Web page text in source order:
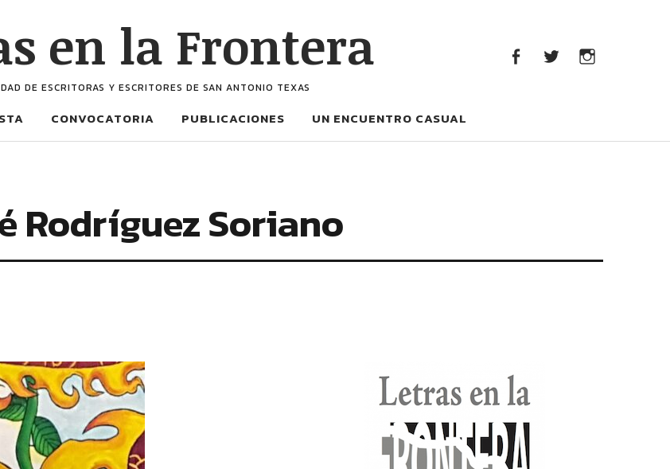
en la Frontera
DE ESCRITORAS Y ESCRITORES DE SAN ANTONIO TEXAS
CONVOCATORIA PUBLICACIONES UN ENCUENTRO CASUAL
Rodríguez Soriano